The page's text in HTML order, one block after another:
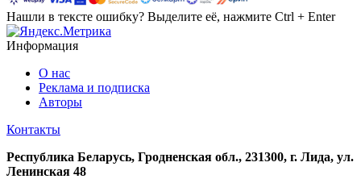
Нашли в тексте ошибку? Выделите её, нажмите Ctrl + Enter
Информация
О нас
Реклама и подписка
Авторы
Контакты
Республика Беларусь, Гродненская обл., 231300, г. Лида, ул.
Ленинская 48